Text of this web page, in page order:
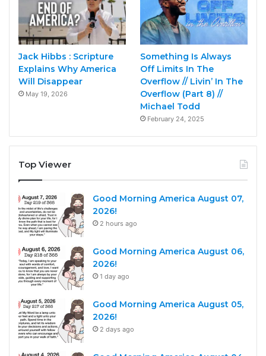
Jack Hibbs : Scripture
Explains Why America
Will Disappear
May 19, 2026
Something Is Always
Off Limits In The
Overflow // Livin’ In The
Overflow (Part 8) //
Michael Todd
February 24, 2025
Top Viewer
Good Morning America August 07,
2026!
2 hours ago
Good Morning America August 06,
2026!
1 day ago
Good Morning America August 05,
2026!
2 days ago